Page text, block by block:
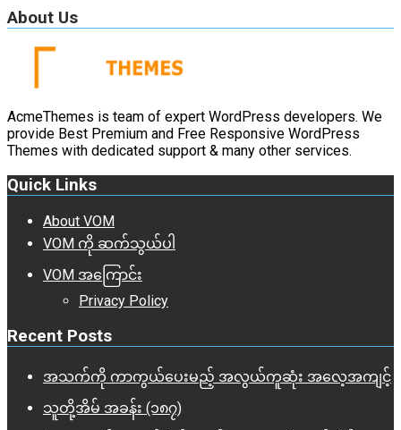
About Us
AcmeThemes is team of expert WordPress developers. We
provide Best Premium and Free Responsive WordPress
Themes with dedicated support & many other services.
Quick Links
About VOM
VOM ကို ဆက်သွယ်ပါ
VOM အကြောင်း
Privacy Policy
Recent Posts
အသက်ကို ကာကွယ်ပေးမည့် အလွယ်ကူဆုံး အလေ့အကျင့်
သူတို့အိမ် အခန်း (၁၈၇)